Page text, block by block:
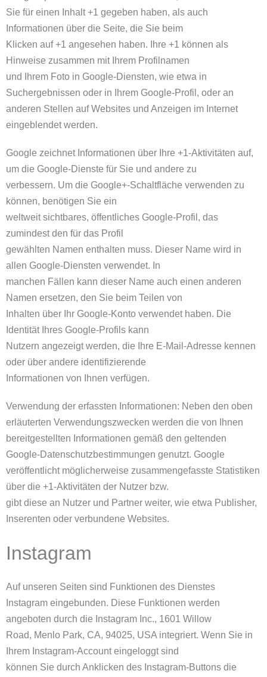
Sie für einen Inhalt +1 gegeben haben, als auch
Informationen über die Seite, die Sie beim
Klicken auf +1 angesehen haben. Ihre +1 können als
Hinweise zusammen mit Ihrem Profilnamen
und Ihrem Foto in Google-Diensten, wie etwa in
Suchergebnissen oder in Ihrem Google-Profil, oder an
anderen Stellen auf Websites und Anzeigen im Internet
eingeblendet werden.
Google zeichnet Informationen über Ihre +1-Aktivitäten auf,
um die Google-Dienste für Sie und andere zu
verbessern. Um die Google+-Schaltfläche verwenden zu
können, benötigen Sie ein
weltweit sichtbares, öffentliches Google-Profil, das
zumindest den für das Profil
gewählten Namen enthalten muss. Dieser Name wird in
allen Google-Diensten verwendet. In
manchen Fällen kann dieser Name auch einen anderen
Namen ersetzen, den Sie beim Teilen von
Inhalten über Ihr Google-Konto verwendet haben. Die
Identität Ihres Google-Profils kann
Nutzern angezeigt werden, die Ihre E-Mail-Adresse kennen
oder über andere identifizierende
Informationen von Ihnen verfügen.
Verwendung der erfassten Informationen: Neben den oben
erläuterten Verwendungszwecken werden die von Ihnen
bereitgestellten Informationen gemäß den geltenden
Google-Datenschutzbestimmungen genutzt. Google
veröffentlicht möglicherweise zusammengefasste Statistiken
über die +1-Aktivitäten der Nutzer bzw.
gibt diese an Nutzer und Partner weiter, wie etwa Publisher,
Inserenten oder verbundene Websites.
Instagram
Auf unseren Seiten sind Funktionen des Dienstes
Instagram eingebunden. Diese Funktionen werden
angeboten durch die Instagram Inc., 1601 Willow
Road, Menlo Park, CA, 94025, USA integriert. Wenn Sie in
Ihrem Instagram-Account eingeloggt sind
können Sie durch Anklicken des Instagram-Buttons die